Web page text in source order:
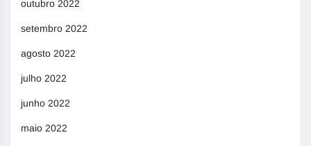
outubro 2022
setembro 2022
agosto 2022
julho 2022
junho 2022
maio 2022